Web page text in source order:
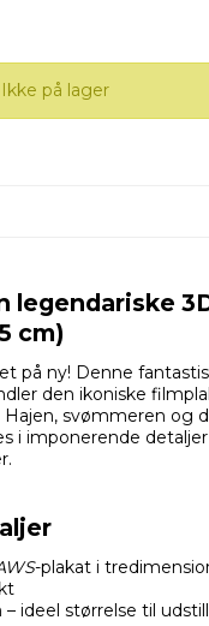
Ikke på lager
legendariske
cm)
på ny! Denne
den ikoniske
svømmeren og
i imponerende
-plakat i
– ideel størrelse til